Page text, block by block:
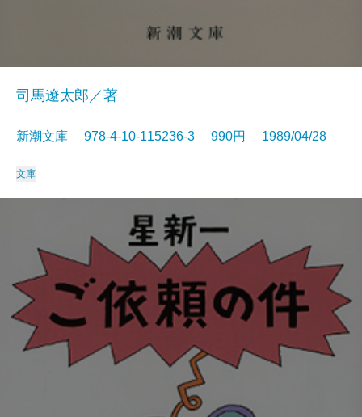
司馬遼太郎／著
新潮文庫 978-4-10-115236-3 990円 1989/04/28
文庫